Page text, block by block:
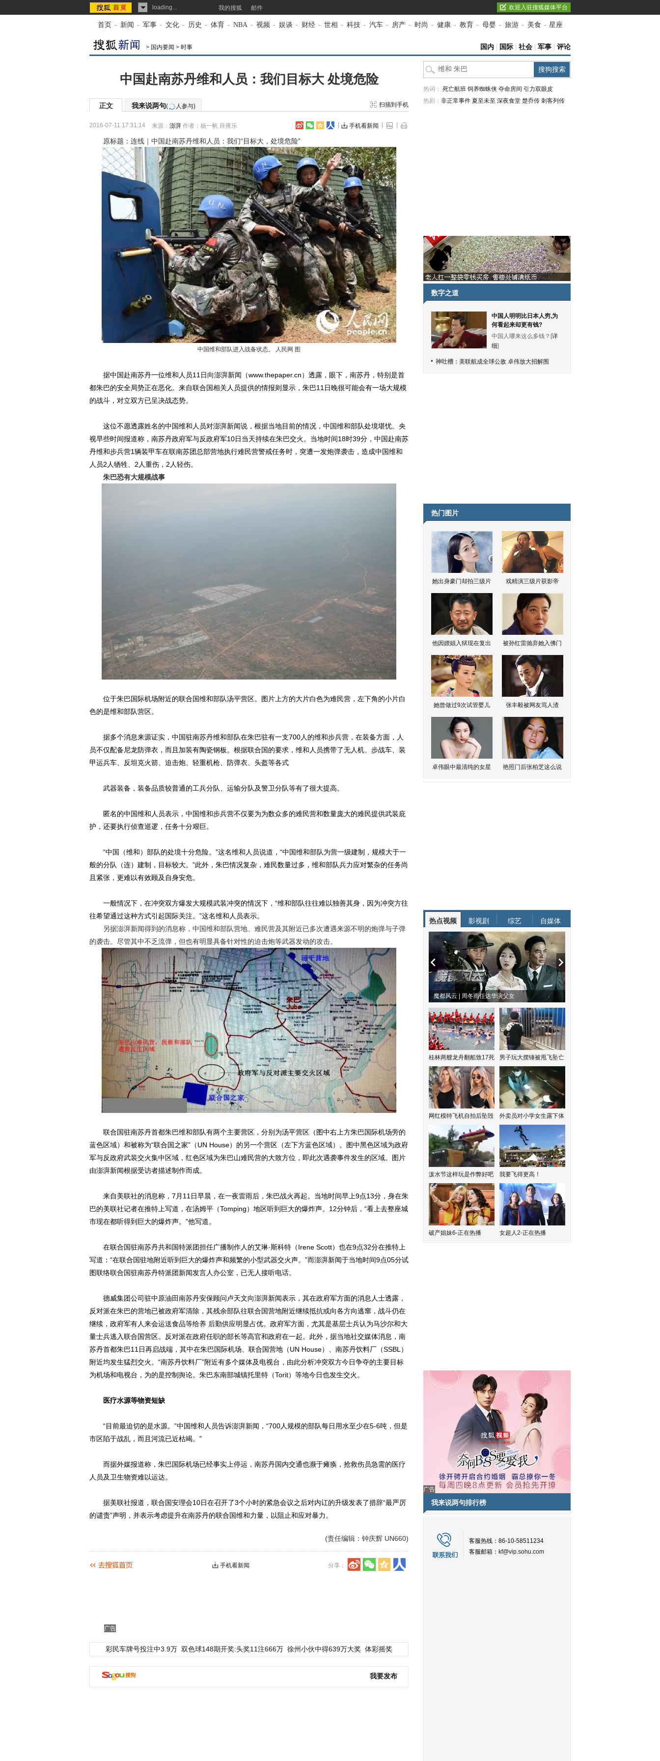
loading... 我的搜狐 邮件 欢迎入驻搜狐媒体平台
首页 - 新闻 - 军事 - 文化 - 历史 - 体育 - NBA - 视频 - 娱谈 - 财经 - 世相 - 科技 - 汽车 - 房产 - 时尚 - 健康 - 教育 - 母婴 - 旅游 - 美食 - 星座
> 国内要闻 > 时事 国内 国际 社会 军事 评论
中国赴南苏丹维和人员：我们目标大 处境危险
正文 我来说两句( 人参与) 扫描到手机
2016-07-11 17:31:14 来源： 澎湃 作者：杨一帆 薛雍乐 手机看新闻
原标题：连线｜中国赴南苏丹维和人员：我们“目标大，处境危险”
中国维和部队进入战备状态。 人民网 图
据中国赴南苏丹一位维和人员11日向澎湃新闻（www.thepaper.cn）透露，眼下，南苏丹，特别是首
都朱巴的安全局势正在恶化。来自联合国相关人员提供的情报则显示，朱巴11日晚很可能会有一场大规模
的战斗，对立双方已呈决战态势。
这位不愿透露姓名的中国维和人员对澎湃新闻说，根据当地目前的情况，中国维和部队处境堪忧。央
视早些时间报道称，南苏丹政府军与反政府军10日当天持续在朱巴交火。当地时间18时39分，中国赴南苏
丹维和步兵营1辆装甲车在联南苏团总部营地执行难民营警戒任务时，突遭一发炮弹袭击，造成中国维和
人员2人牺牲、2人重伤，2人轻伤。
朱巴恐有大规模战事
位于朱巴国际机场附近的联合国维和部队汤平营区。图片上方的大片白色为难民营，左下角的小片白
色的是维和部队营区。
据多个消息来源证实，中国驻南苏丹维和部队在朱巴驻有一支700人的维和步兵营，在装备方面，人
员不仅配备尼龙防弹衣，而且加装有陶瓷钢板。根据联合国的要求，维和人员携带了无人机、步战车、装
甲运兵车、反坦克火箭、迫击炮、轻重机枪、防弹衣、头盔等各式
武器装备，装备品质较普通的工兵分队、运输分队及警卫分队等有了很大提高。
匿名的中国维和人员表示，中国维和步兵营不仅要为为数众多的难民营和数量庞大的难民提供武装庇
护，还要执行侦查巡逻，任务十分艰巨。
“中国（维和）部队的处境十分危险。”这名维和人员说道，“中国维和部队为营一级建制，规模大于一
般的分队（连）建制，目标较大。”此外，朱巴情况复杂，难民数量过多，维和部队兵力应对繁杂的任务尚
且紧张，更难以有效顾及自身安危。
一般情况下，在冲突双方爆发大规模武装冲突的情况下，“维和部队往往难以独善其身，因为冲突方往
往希望通过这种方式引起国际关注。”这名维和人员表示。
另据澎湃新闻得到的消息称，中国维和部队营地、难民营及其附近已多次遭遇来源不明的炮弹与子弹
的袭击。尽管其中不乏流弹，但也有明显具备针对性的迫击炮等武器发动的攻击。
联合国驻南苏丹首都朱巴维和部队有两个主要营区，分别为汤平营区（图中右上方朱巴国际机场旁的
蓝色区域）和被称为“联合国之家”（UN House）的另一个营区（左下方蓝色区域）。图中黑色区域为政府
军与反政府武装交火集中区域，红色区域为朱巴山难民营的大致方位，即此次遇袭事件发生的区域。图片
由澎湃新闻根据受访者描述制作而成。
来自美联社的消息称，7月11日早晨，在一夜雷雨后，朱巴战火再起。当地时间早上9点13分，身在朱
巴的美联社记者在推特上写道，在汤姆平（Tomping）地区听到巨大的爆炸声。12分钟后，“看上去整座城
市现在都听得到巨大的爆炸声。”他写道。
在联合国驻南苏丹共和国特派团担任广播制作人的艾琳·斯科特（Irene Scott）也在9点32分在推特上
写道：“在联合国驻地附近听到巨大的爆炸声和频繁的小型武器交火声。”而澎湃新闻于当地时间9点05分试
图联络联合国驻南苏丹特派团新闻发言人办公室，已无人接听电话。
德威集团公司驻中原油田南苏丹安保顾问卢天文向澎湃新闻表示，其在政府军方面的消息人士透露，
反对派在朱巴的营地已被政府军清除，其残余部队往联合国营地附近继续抵抗或向各方向逃窜，战斗仍在
继续，政府军有人来会运送食品等给养 后勤供应明显占优。政府军方面，尤其是基层士兵认为马沙尔和大
量士兵逃入联合国营区。反对派在政府任职的部长等高官和政府在一起。此外，据当地社交媒体消息，南
苏丹首都朱巴11日再启战端，其中在朱巴国际机场、联合国营地（UN House）、南苏丹饮料厂（SSBL）
附近均发生猛烈交火。“南苏丹饮料厂”附近有多个媒体及电视台，由此分析冲突双方今日争夺的主要目标
为机场和电视台，为的是控制舆论。朱巴东南部城镇托里特（Torit）等地今日也发生交火。
医疗水源等物资短缺
“目前最迫切的是水源。”中国维和人员告诉澎湃新闻，“700人规模的部队每日用水至少在5-6吨，但是
市区陷于战乱，而且河流已近枯竭。”
而据外媒报道称，朱巴国际机场已经事实上停运，南苏丹国内交通也濒于瘫痪，抢救伤员急需的医疗
人员及卫生物资难以运达。
据美联社报道，联合国安理会10日在召开了3个小时的紧急会议之后对内讧的升级发表了措辞“最严厉
的谴责”声明，并表示考虑提升在南苏丹的联合国维和力量，以阻止和应对暴力。
(责任编辑：钟庆辉 UN660)
分享：
手机看新闻
广告
彩民车牌号投注中3.9万 双色球148期开奖:头奖11注666万 徐州小伙中得639万大奖 体彩摇奖
我要发布
热词： 死亡航班 饲养蜘蛛侠 夺命房间 引力双眼皮
热剧： 非正常事件 夏至未至 深夜食堂 楚乔传 刺客列传
数字之道
中国人明明比日本人穷,为
何看起来却更有钱?
中国人哪来这么多钱？[详
细]
神吐槽： 美联航成全球公敌 卓伟放大招解围
热门图片
她出身豪门却拍三级片 戏精演三级片获影帝
他因嫖娼入狱现在复出 被孙红雷抛弃她入佛门
她曾做过9次试管婴儿 张丰毅被网友骂人渣
卓伟眼中最清纯的女星 艳照门后张柏芝这么说
热点视频 影视剧 综艺 自媒体
动物系恋人啊 | 钟欣潼体验爱情哲学 南方有乔木 | “科创CP”渐入佳境 魔都风云 | 周冬雨任达华演父女
桂林两艘龙舟翻船致17死 男子玩大摆锤被甩飞坠亡
网红模特飞机自拍后坠毁 外卖员对小学女生露下体
泼水节这样玩是作弊好吧 我要飞得更高！
破产姐妹6-正在热播 女超人2-正在热播
广告
我来说两句排行榜
客服热线：86-10-58511234
客服邮箱： kf@vip.sohu.com